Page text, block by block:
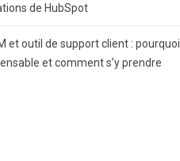
de HubSpot
et outil de support client : pourquoi
et comment s’y prendre